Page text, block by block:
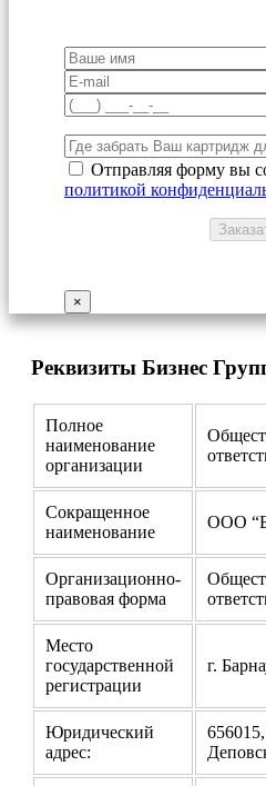
Отправляя форму вы
политикой
×
Реквизиты Бизнес
Полное
наименование
организации
Сокращенное
наименование
ООО
Организационно-
правовая форма
Место
государственной
регистрации
г.
Юридический
адрес: